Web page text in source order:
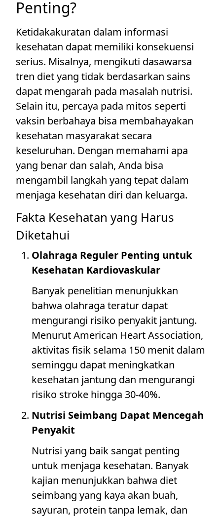
Penting?
Ketidakakuratan dalam informasi
kesehatan dapat memiliki konsekuensi
serius. Misalnya, mengikuti dasawarsa
tren diet yang tidak berdasarkan sains
dapat mengarah pada masalah nutrisi.
Selain itu, percaya pada mitos seperti
vaksin berbahaya bisa membahayakan
kesehatan masyarakat secara
keseluruhan. Dengan memahami apa
yang benar dan salah, Anda bisa
mengambil langkah yang tepat dalam
menjaga kesehatan diri dan keluarga.
Fakta Kesehatan yang Harus
Diketahui
Olahraga Reguler Penting untuk
Kesehatan Kardiovaskular
Banyak penelitian menunjukkan
bahwa olahraga teratur dapat
mengurangi risiko penyakit jantung.
Menurut American Heart Association,
aktivitas fisik selama 150 menit dalam
seminggu dapat meningkatkan
kesehatan jantung dan mengurangi
risiko stroke hingga 30-40%.
Nutrisi Seimbang Dapat Mencegah
Penyakit
Nutrisi yang baik sangat penting
untuk menjaga kesehatan. Banyak
kajian menunjukkan bahwa diet
seimbang yang kaya akan buah,
sayuran, protein tanpa lemak, dan